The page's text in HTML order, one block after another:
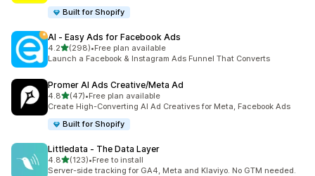
Built for Shopify
AI ‑ Easy Ads for Facebook Ads
4.2เต็ม 5 ดาว
(298)
ทั้งหมด 298 รีวิว
•Free plan available
Launch a Facebook & Instagram Ads Funnel That Converts
Promer AI Ads Creative/Meta Ad
4.8เต็ม 5 ดาว
(47)
ทั้งหมด 47 รีวิว
•Free plan available
Create High-Converting AI Ad Creatives for Meta, Facebook Ads
Built for Shopify
Littledata ‑ The Data Layer
4.8เต็ม 5 ดาว
(123)
ทั้งหมด 123 รีวิว
•Free to install
Server-side tracking for GA4, Meta and Klaviyo. No GTM needed.